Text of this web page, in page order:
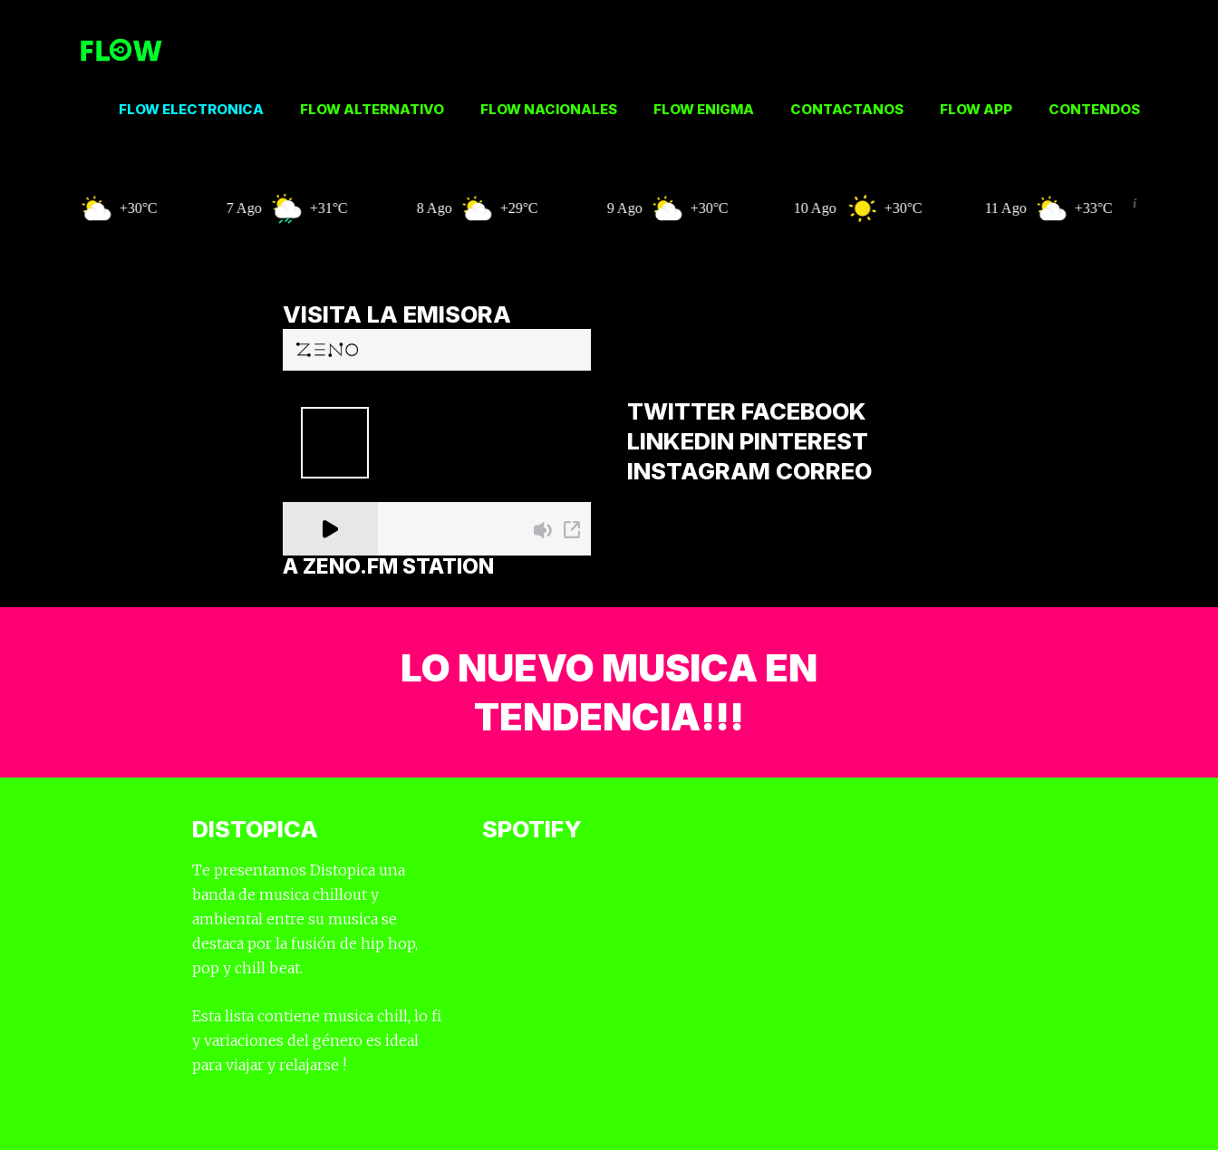
FLOW ELECTRONICA FLOW ALTERNATIVO FLOW NACIONALES FLOW ENIGMA CONTACTANOS FLOW APP CONTENDOS
+30°C +31°C +29°C +30°C +30°C +33°C 12 Ago
VISITA LA EMISORA
A ZENO.FM STATION
TWITTER FACEBOOK
LINKEDIN PINTEREST
INSTAGRAM CORREO
LO NUEVO MUSICA EN
TENDENCIA!!!
DISTOPICA
Te presentamos Distopica una
banda de musica chillout y
ambiental entre su musica se
destaca por la fusión de hip hop,
pop y chill beat.
Esta lista contiene musica chill, lo fi
y variaciones del género es ideal
para viajar y relajarse !
SPOTIFY